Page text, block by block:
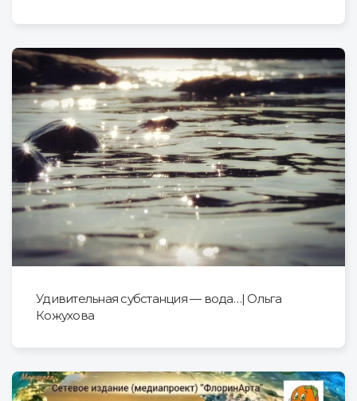
Удивительная субстанция — вода…| Ольга
Кожухова